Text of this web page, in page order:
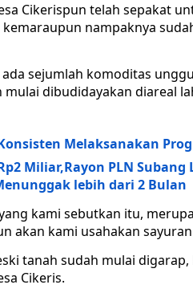
Cikerispun telah sepakat
nampaknya
sejumlah komoditas
mulai dibudidayakan diareal
Melaksanakan
Miliar,Rayon PLN
lebih dari 2 Bulan
kami sebutkan itu,
akan kami usahakan
tanah sudah mulai
Cikeris.